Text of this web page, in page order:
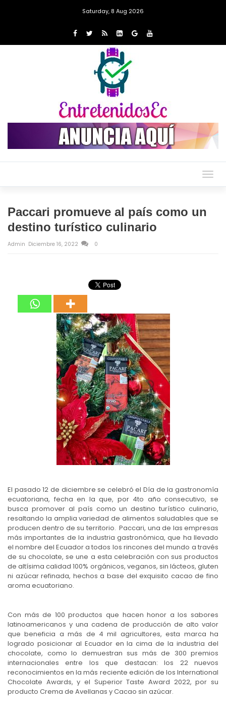
Saturday, 8 Aug 2026
Paccari promueve al país como un
destino turístico culinario
Admin Diciembre 16, 2022 0
El pasado 12 de diciembre se celebró el Día de la gastronomía
ecuatoriana, fecha en la que, por 4to año consecutivo, se
busca promover al país como un destino turístico culinario,
resaltando la amplia variedad de alimentos saludables que se
producen dentro de su territorio. Paccari, una de las empresas
más importantes de la industria gastronómica, que ha llevado
el nombre del Ecuador a todos los rincones del mundo a través
de su chocolate, se une a esta celebración con sus productos
de altísima calidad 100% orgánicos, veganos, sin lácteos, gluten
ni azúcar refinada, hechos a base del exquisito cacao de fino
aroma ecuatoriano.
Con más de 100 productos que hacen honor a los sabores
latinoamericanos y una cadena de producción de alto valor
que beneficia a más de 4 mil agricultores, esta marca ha
logrado posicionar al Ecuador en la cima de la industria del
chocolate, como lo demuestran sus más de 300 premios
internacionales entre los que destacan: los 22 nuevos
reconocimientos en la más reciente edición de los International
Chocolate Awards, y el Superior Taste Award 2022, por su
producto Crema de Avellanas y Cacao sin azúcar.